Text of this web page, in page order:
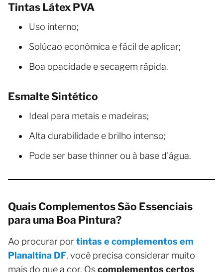
Tintas Látex PVA
Uso interno;
Solúcao econômica e fácil de aplicar;
Boa opacidade e secagem rápida.
Esmalte Sintético
Ideal para metais e madeiras;
Alta durabilidade e brilho intenso;
Pode ser base thinner ou à base d'água.
Quais Complementos São Essenciais
para uma Boa Pintura?
Ao procurar portintas e complementos em
Planaltina DF, você precisa considerar muito
mais do que a cor. Oscomplementos certos